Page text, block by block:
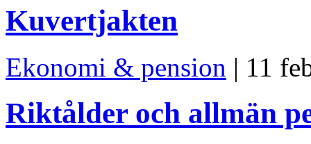
Kuvertjakten
Ekonomi & pension | 11
Riktålder och allmän